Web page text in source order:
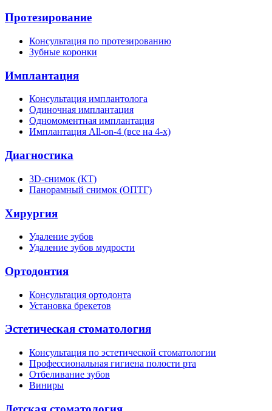
Протезирование
Консультация по протезированию
Зубные коронки
Имплантация
Консультация имплантолога
Одиночная имплантация
Одномоментная имплантация
Имплантация All-on-4 (все на 4-х)
Диагностика
3D-снимок (КТ)
Панорамный снимок (ОПТГ)
Хирургия
Удаление зубов
Удаление зубов мудрости
Ортодонтия
Консультация ортодонта
Установка брекетов
Эстетическая стоматология
Консультация по эстетической стоматологии
Профессиональная гигиена полости рта
Отбеливание зубов
Виниры